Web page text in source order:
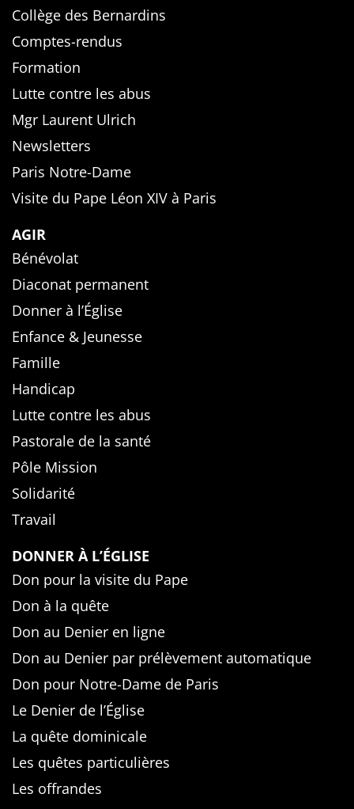
Collège des Bernardins
Comptes-rendus
Formation
Lutte contre les abus
Mgr Laurent Ulrich
Newsletters
Paris Notre-Dame
Visite du Pape Léon XIV à Paris
AGIR
Bénévolat
Diaconat permanent
Donner à l’Église
Enfance & Jeunesse
Famille
Handicap
Lutte contre les abus
Pastorale de la santé
Pôle Mission
Solidarité
Travail
DONNER À L’ÉGLISE
Don pour la visite du Pape
Don à la quête
Don au Denier en ligne
Don au Denier par prélèvement automatique
Don pour Notre-Dame de Paris
Le Denier de l’Église
La quête dominicale
Les quêtes particulières
Les offrandes